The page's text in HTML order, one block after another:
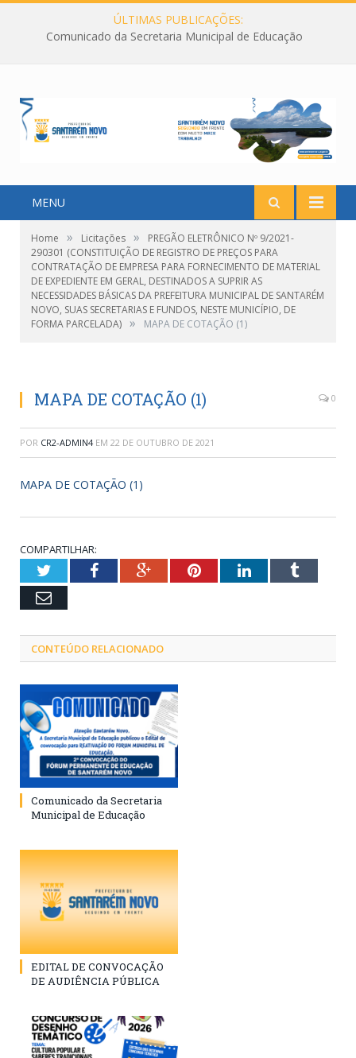
ÚLTIMAS PUBLICAÇÕES:
Comunicado da Secretaria Municipal de Educação
MENU
Home » Licitações »
PREGÃO ELETRÔNICO Nº 9/2021-
290301 (CONSTITUIÇÃO DE REGISTRO DE PREÇOS PARA
CONTRATAÇÃO DE EMPRESA PARA FORNECIMENTO DE MATERIAL
DE EXPEDIENTE EM GERAL, DESTINADOS A SUPRIR AS
NECESSIDADES BÁSICAS DA PREFEITURA MUNICIPAL DE SANTARÉM
NOVO, SUAS SECRETARIAS E FUNDOS, NESTE MUNICÍPIO, DE
FORMA PARCELADA) » MAPA DE COTAÇÃO (1)
MAPA DE COTAÇÃO (1) 0
POR CR2-ADMIN4 EM 22 DE OUTUBRO DE 2021
MAPA DE COTAÇÃO (1)
COMPARTILHAR:
TwitterFacebookGoogle+PinterestLinkedInTumblr
Email
CONTEÚDO RELACIONADO
Comunicado da Secretaria
Municipal de Educação
EDITAL DE CONVOCAÇÃO
DE AUDIÊNCIA PÚBLICA